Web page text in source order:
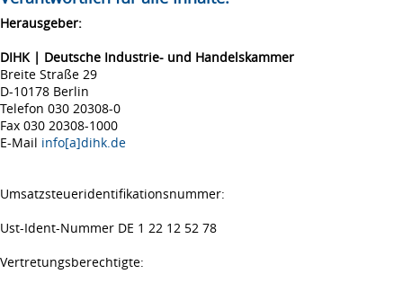
Herausgeber:
DIHK | Deutsche Industrie- und Handelskammer
Breite Straße 29
D-10178 Berlin
Telefon 030 20308-0
Fax 030 20308-1000
E-Mail info[a]dihk.de
Umsatzsteueridentifikationsnummer:
Ust-Ident-Nummer DE 1 22 12 52 78
Vertretungsberechtigte: